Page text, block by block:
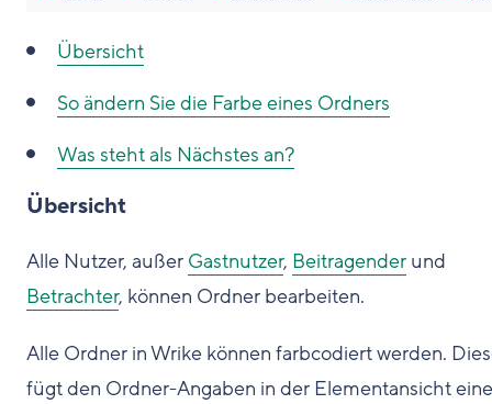
Übersicht
So ändern Siedie Farbe eines Ordners
Was steht als Nächstes an?
Übersicht
Alle Nutzer, außer Gastnutzer, Beitragender und
Betrachter, können Ordner bearbeiten.
Alle Ordner in Wrike können farbcodiert werden.
fügt den Ordner-Angaben in der Elementansicht eine